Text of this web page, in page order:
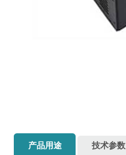
产品用途 技术参数